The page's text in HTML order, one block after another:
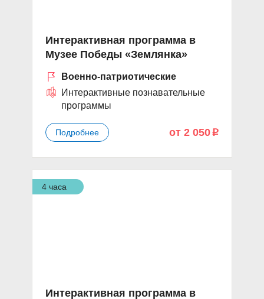
Интерактивная программа в
Музее Победы «Землянка»
Военно-патриотические
Интерактивные познавательные
программы
Подробнее от 2 050 p
4 часа
Интерактивная программа в